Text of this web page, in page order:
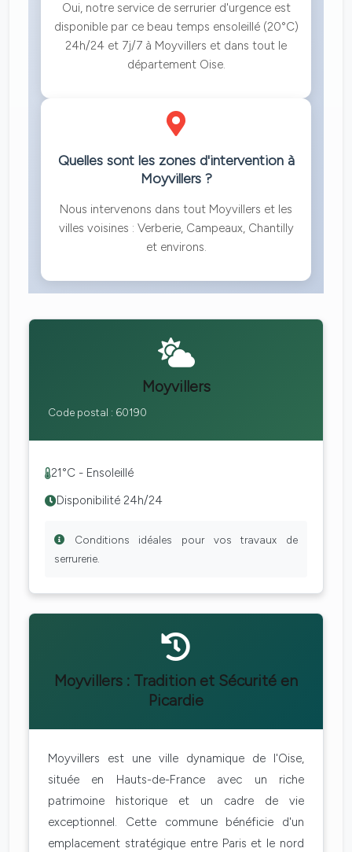
Oui, notre service de serrurier d'urgence est
disponible par ce beau temps ensoleillé (20°C)
24h/24 et 7j/7 à Moyvillers et dans tout le
département Oise.
Quelles sont les zones d'intervention à
Moyvillers ?
Nous intervenons dans tout Moyvillers et les
villes voisines : Verberie, Campeaux, Chantilly
et environs.
Moyvillers
Code postal : 60190
21°C - Ensoleillé
Disponibilité 24h/24
Conditions idéales pour vos travaux de
serrurerie.
Moyvillers : Tradition et Sécurité en
Picardie
Moyvillers est une ville dynamique de l'Oise,
située en Hauts-de-France avec un riche
patrimoine historique et un cadre de vie
exceptionnel. Cette commune bénéficie d'un
emplacement stratégique entre Paris et le nord